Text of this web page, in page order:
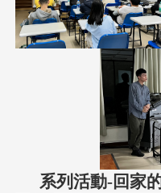
系列活動-回家